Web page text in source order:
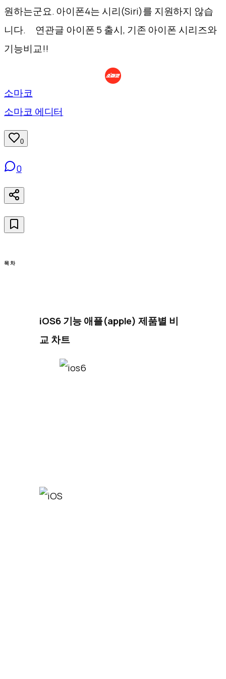
원하는군요. 아이폰4는 시리(Siri)를 지원하지 않습
니다. 연관글 아이폰 5 출시, 기존 아이폰 시리즈와
기능비교!!
소마코
소마코 에디터
0
0
목차
iOS6 기능 애플(apple) 제품별 비
교 차트